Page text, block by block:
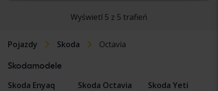
Wyświetl 5 z 5 trafień
Pojazdy Skoda Octavia
Skodamodele
Skoda Enyaq
Skoda Octavia
Skoda Yeti